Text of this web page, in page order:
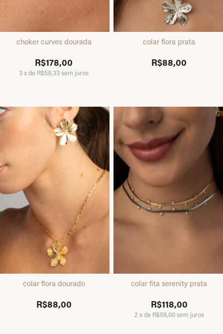
choker curves dourada
R$178,00
3xde R$59,33sem juros
colar flora prata
R$88,00
colar flora dourado
R$88,00
colar fita serenity prata
R$118,00
2 xde R$59,00sem juros